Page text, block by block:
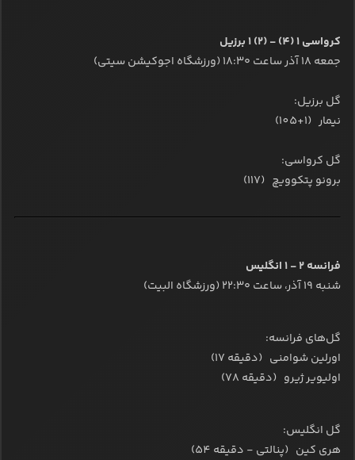
کرواسی 1 (4) - (2) 1 برزیل
جمعه ۱۸ آذر ساعت ۱۸:۳۰ (ورزشگاه اجوکیشن سیتی)
گل برزیل:
نیمار (1+105)
گل کرواسی:
برونو پتکوویچ (117)
فرانسه 2 - 1 انگلیس
شنبه ۱۹ آذر، ساعت ۲۲:۳۰ (ورزشگاه البیت)
گل‌های فرانسه:
اورلین شوامنی (دقیقه 17)
اولیویر ژیرو (دقیقه 78)
گل انگلیس:
هری کین (پنالتی - دقیقه 54)